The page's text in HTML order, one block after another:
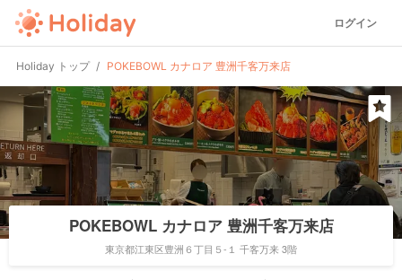
ログイン
Holiday トップ POKEBOWL カナロア 豊洲千客万来店
POKEBOWL カナロア 豊洲千客万来店
東京都江東区豊洲６丁目５-１ 千客万来 3階